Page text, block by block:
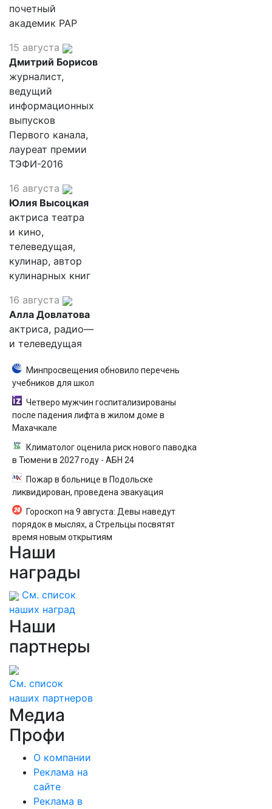
почетный
академик РАР
15 августа
Дмитрий Борисов
журналист,
ведущий
информационных
выпусков
Первого канала,
лауреат премии
ТЭФИ-2016
16 августа
Юлия Высоцкая
актриса театра
и кино,
телеведущая,
кулинар, автор
кулинарных книг
16 августа
Алла Довлатова
актриса, радио—
и телеведущая
Минпросвещения обновило перечень
учебников для школ
Четверо мужчин госпитализированы
после падения лифта в жилом доме в
Махачкале
Климатолог оценила риск нового паводка
в Тюмени в 2027 году - АБН 24
Пожар в больнице в Подольске
ликвидирован, проведена эвакуация
Гороскоп на 9 августа: Девы наведут
порядок в мыслях, а Стрельцы посвятят
время новым открытиям
Наши
награды
См. список
наших наград
Наши
партнеры
См. список
наших партнеров
Медиа
Профи
О компании
Реклама на
сайте
Реклама в